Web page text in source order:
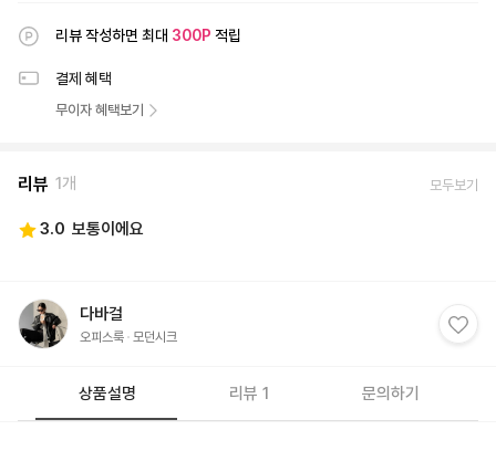
리뷰 작성하면 최대 300P 적립
결제 혜택
무이자 혜택보기
리뷰 1개 모두보기
3.0 보통이에요
다바걸
오피스룩 모던시크
상품설명 리뷰 1 문의하기